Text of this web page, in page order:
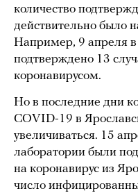
количество
действительно было
Например, 9 апреля в
подтверждено 13
коронавирусом.
Но в последние дни
COVID-19 в
увеличиваться. 15
лаборатории были
на коронавирус из
число